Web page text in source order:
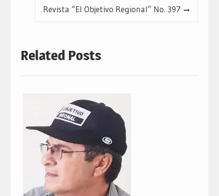
Revista “El Objetivo Regional” No. 397
Related Posts